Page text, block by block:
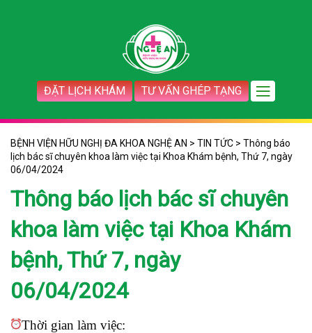
ĐẶT LỊCH KHÁM TƯ VẤN GHÉP TẠNG
BỆNH VIỆN HỮU NGHỊ ĐA KHOA NGHỆ AN > TIN TỨC > Thông báo
lịch bác sĩ chuyên khoa làm việc tại Khoa Khám bệnh, Thứ 7, ngày
06/04/2024
Thông báo lịch bác sĩ chuyên
khoa làm việc tại Khoa Khám
bệnh, Thứ 7, ngày
06/04/2024
Thời gian làm việc: